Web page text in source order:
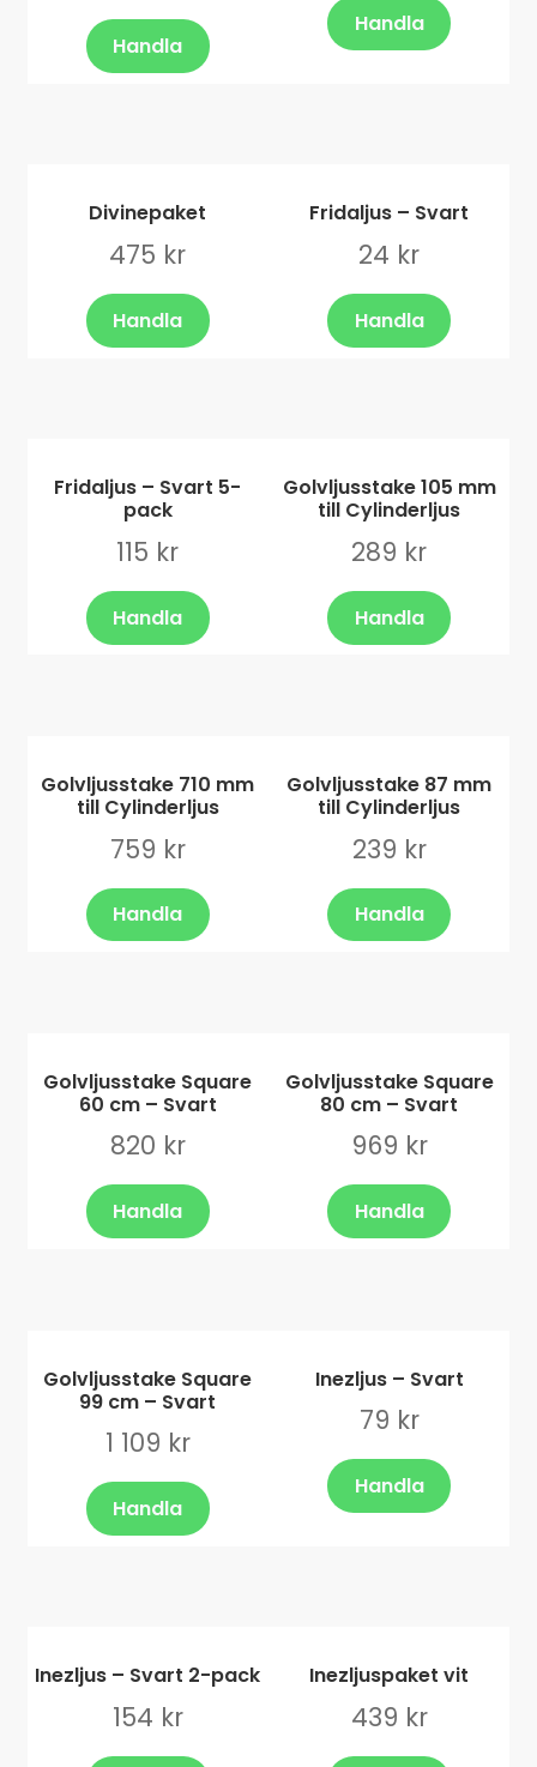
Handla
Handla
Divinepaket
475 kr
Handla
Fridaljus – Svart
24 kr
Handla
Fridaljus – Svart 5-
pack
115 kr
Handla
Golvljusstake 105 mm
till Cylinderljus
289 kr
Handla
Golvljusstake 710 mm
till Cylinderljus
759 kr
Handla
Golvljusstake 87 mm
till Cylinderljus
239 kr
Handla
Golvljusstake Square
60 cm – Svart
820 kr
Handla
Golvljusstake Square
80 cm – Svart
969 kr
Handla
Golvljusstake Square
99 cm – Svart
1 109 kr
Handla
Inezljus – Svart
79 kr
Handla
Inezljus – Svart 2-pack
154 kr
Inezljuspaket vit
439 kr